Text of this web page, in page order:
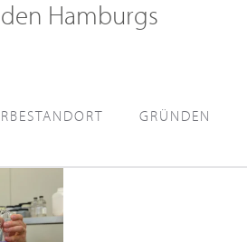
Hamburgs
GRÜNDEN